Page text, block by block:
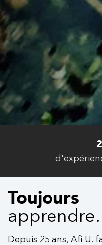
Toujours
apprendre.
Depuis 25 ans, Afi U.